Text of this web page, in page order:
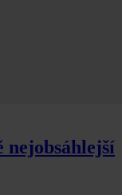
nejobsáhlejší